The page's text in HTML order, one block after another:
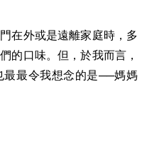
在外或是遠離家庭時，多
的口味。但，於我而言，
最最令我想念的是──媽媽